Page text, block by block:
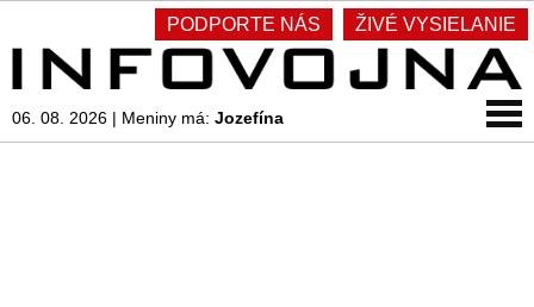
PODPORTE NÁS ŽIVÉ VYSIELANIE
06. 08. 2026 | Meniny má: Jozefína